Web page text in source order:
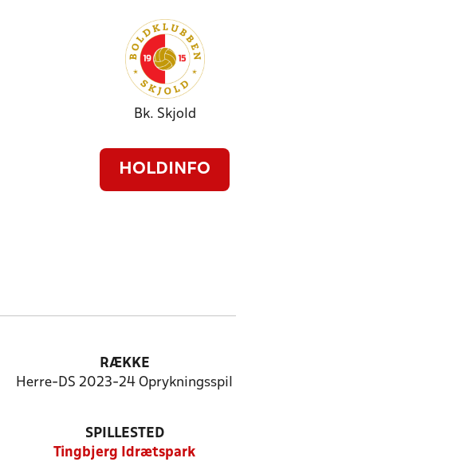
Bk. Skjold
HOLDINFO
RÆKKE
Herre-DS 2023-24 Oprykningsspil
SPILLESTED
Tingbjerg Idrætspark